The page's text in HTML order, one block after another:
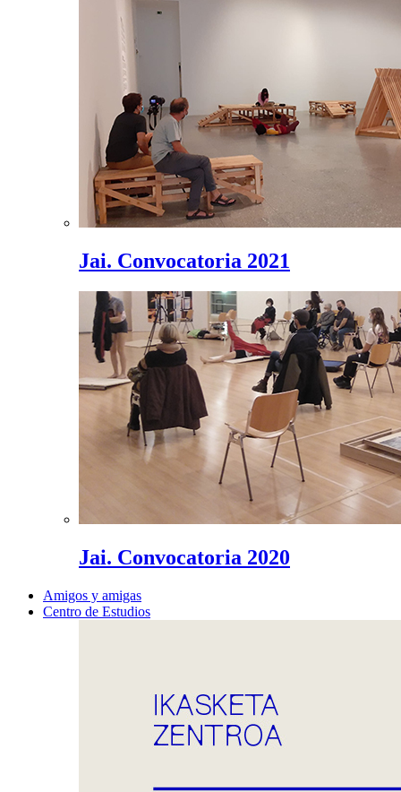
Jai. Convocatoria 2021
Jai. Convocatoria 2020
Amigos y amigas
Centro de Estudios